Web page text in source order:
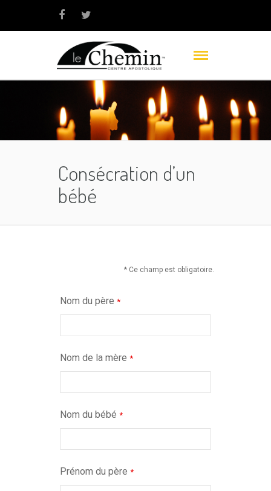
Consécration d’un
bébé
* Ce champ est obligatoire.
Nom du père *
Nom de la mère *
Nom du bébé *
Prénom du père *